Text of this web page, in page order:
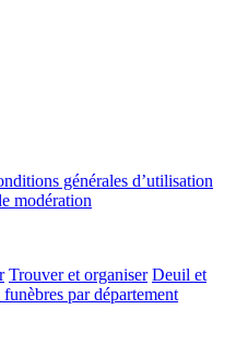
générales d’utilisation
modération
Trouver et organiser Deuil et
funèbres par département